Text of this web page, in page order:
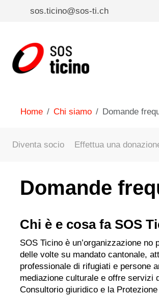
sos.ticino@sos-ti.ch
Home Chi siamo Domande
Diventa socio Effettua una
Domande
Chi è e cosa fa SOS
SOS Ticino è un’organizzazione
delle volte su mandato cantonale,
professionale di rifugiati e persone
mediazione culturale e offre servizi
Consultorio giuridico e la